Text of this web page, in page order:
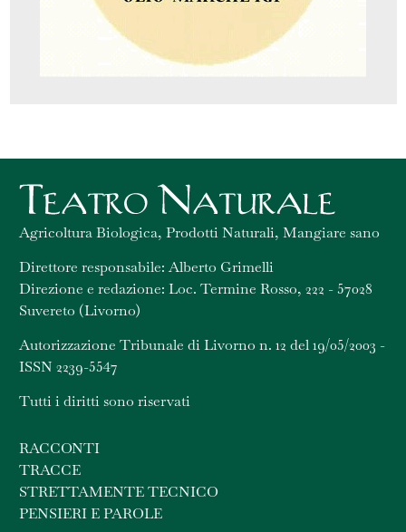
Agricoltura Biologica, Prodotti Naturali, Mangiare sano
Direttore responsabile: Alberto Grimelli
Direzione e redazione: Loc. Termine Rosso, 222 - 57028
Suvereto (Livorno)
Autorizzazione Tribunale di Livorno n. 12 del 19/05/2003 -
ISSN 2239-5547
Tutti i diritti sono riservati
RACCONTI
TRACCE
STRETTAMENTE TECNICO
PENSIERI E PAROLE